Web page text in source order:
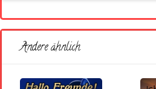
Andere ähnlich